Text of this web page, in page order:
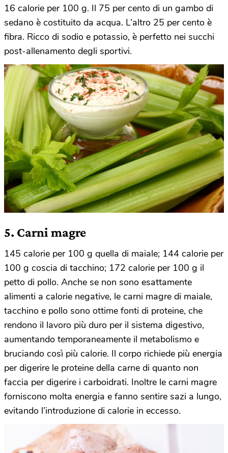
16 calorie per 100 g. Il 75 per cento di un gambo di
sedano è costituito da acqua. L’altro 25 per cento è
fibra. Ricco di sodio e potassio, è perfetto nei succhi
post-allenamento degli sportivi.
5. Carni magre
145 calorie per 100 g quella di maiale; 144 calorie per
100 g coscia di tacchino; 172 calorie per 100 g il
petto di pollo. Anche se non sono esattamente
alimenti a calorie negative, le carni magre di maiale,
tacchino e pollo sono ottime fonti di proteine, che
rendono il lavoro più duro per il sistema digestivo,
aumentando temporaneamente il metabolismo e
bruciando così più calorie. Il corpo richiede più energia
per digerire le proteine della carne di quanto non
faccia per digerire i carboidrati. Inoltre le carni magre
forniscono molta energia e fanno sentire sazi a lungo,
evitando l’introduzione di calorie in eccesso.